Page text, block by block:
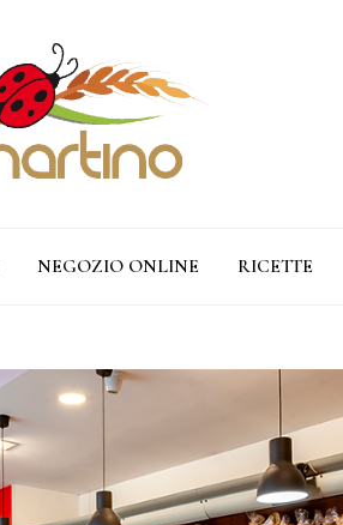
NEGOZIO ONLINE RICETTE